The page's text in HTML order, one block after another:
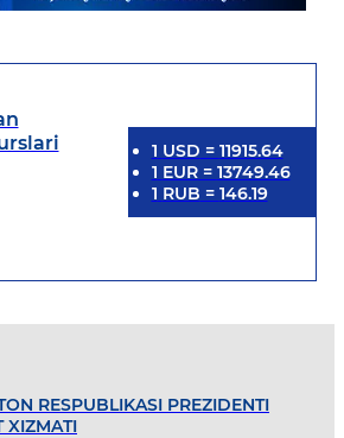
1 USD = 11915.64
1 EUR= 13749.46
1 RUB = 146.19
RESPUBLIKASI PREZIDENTI
XIZMATI